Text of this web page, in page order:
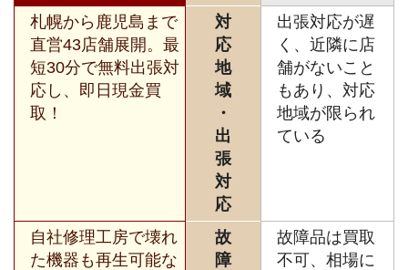
札幌から鹿児島まで
直営43店舗展開。最
短30分で無料出張対
応し、即日現金買
取！
対
応
地
域
・
出
張
対
応
出張対応が遅
く、近隣に店
舗がないこと
もあり、対応
地域が限られ
ている
自社修理工房で壊れ
た機器も再生可能な
故
障
故障品は買取
不可、相場に